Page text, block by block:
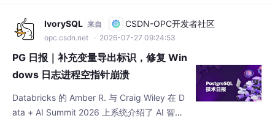
IvorySQL 来自 CSDN-OPC开发者社区
opc.csdn.net · 2026-07-27 09:24:53
PG 日报｜补充变量导出标识，修复 Win
dows 日志进程空指针崩溃
Databricks 的 Amber R. 与 Craig Wiley 在 D
ata + AI Summit 2026 上系统介绍了 AI 智能